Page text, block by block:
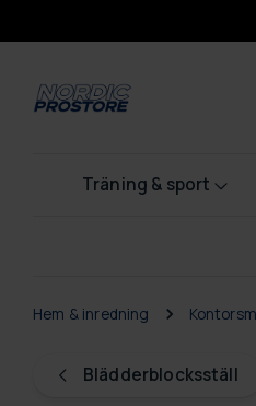
Träning & sport
Blädderblocksställ
Hem & inredning